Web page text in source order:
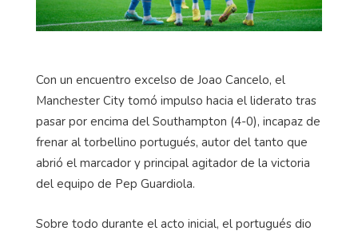
Con un encuentro excelso de Joao Cancelo, el
Manchester City tomó impulso hacia el liderato tras
pasar por encima del Southampton (4-0), incapaz de
frenar al torbellino portugués, autor del tanto que
abrió el marcador y principal agitador de la victoria
del equipo de Pep Guardiola.
Sobre todo durante el acto inicial, el portugués dio